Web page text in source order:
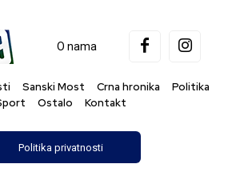
O nama
Sanski Most Crna hronika
Politika
Ostalo Kontakt
Politika privatnosti